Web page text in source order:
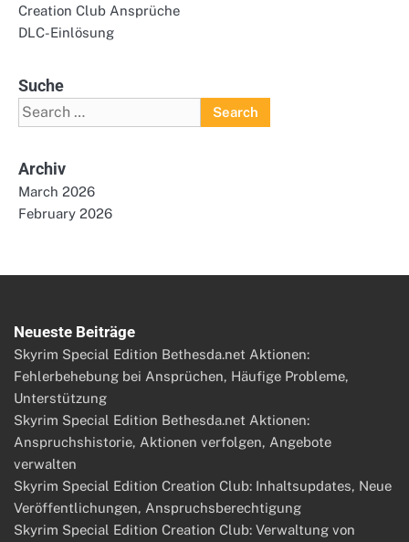
Creation Club Ansprüche
DLC-Einlösung
Suche
Search
for:
Archiv
March 2026
February 2026
Neueste Beiträge
Skyrim Special Edition Bethesda.net Aktionen:
Fehlerbehebung bei Ansprüchen, Häufige Probleme,
Unterstützung
Skyrim Special Edition Bethesda.net Aktionen:
Anspruchshistorie, Aktionen verfolgen, Angebote
verwalten
Skyrim Special Edition Creation Club: Inhaltsupdates, Neue
Veröffentlichungen, Anspruchsberechtigung
Skyrim Special Edition Creation Club: Verwaltung von